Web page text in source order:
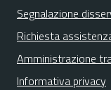
Segnalazione
Richiesta
Amministrazione
Informativa privacy